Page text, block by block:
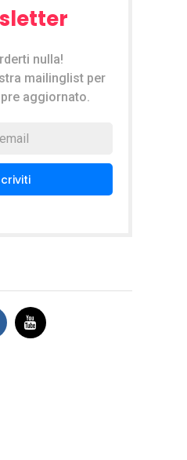
nulla!
mailinglist per
aggiornato.